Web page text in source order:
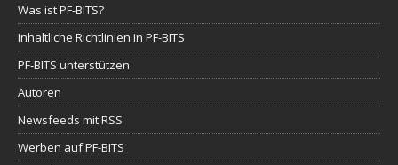
Was ist PF-BITS?
Inhaltliche Richtlinien in PF-BITS
PF-BITS unterstützen
Autoren
Newsfeeds mit RSS
Werben auf PF-BITS